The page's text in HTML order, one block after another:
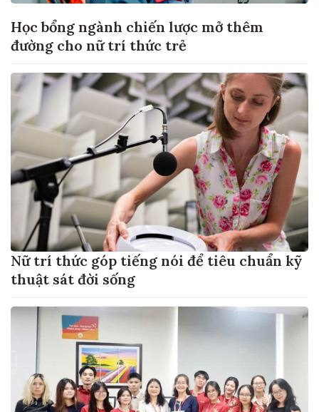
Học bổng ngành chiến lược mở thêm
đường cho nữ trí thức trẻ
Nữ trí thức góp tiếng nói để tiêu chuẩn kỹ
thuật sát đời sống